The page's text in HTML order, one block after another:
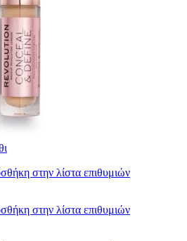
στην λίστα επιθυμιών
στην λίστα επιθυμιών